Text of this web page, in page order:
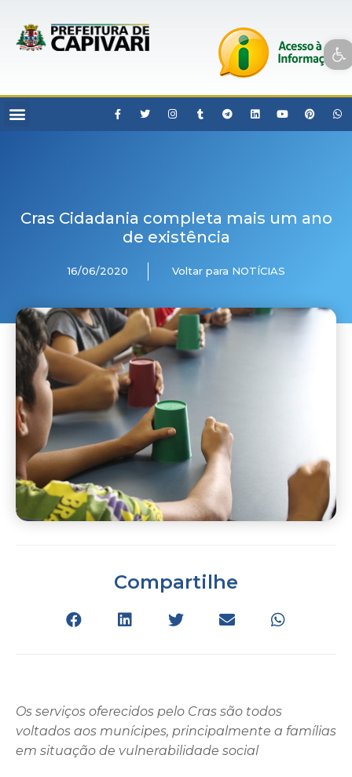
Open toolbar
Cras Cidadania completa mais um ano
de existência
16/06/2020 Voltar para NOTÍCIAS
Compartilhe
Os serviços oferecidos pelo Cras são todos
voltados aos munícipes, principalmente a famílias
em situação de vulnerabilidade social